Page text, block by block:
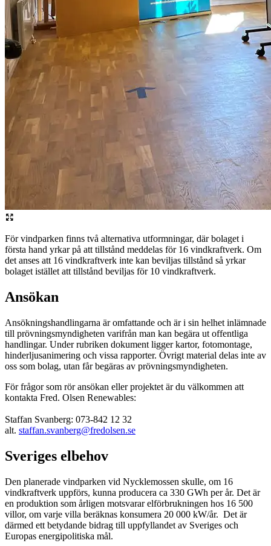
För vindparken finns två alternativa utformningar, där bolaget i
första hand yrkar på att tillstånd meddelas för 16 vindkraftverk. Om
det anses att 16 vindkraftverk inte kan beviljas tillstånd så yrkar
bolaget istället att tillstånd beviljas för 10 vindkraftverk.
Ansökan
Ansökningshandlingarna är omfattande och är i sin helhet inlämnade
till prövningsmyndigheten varifrån man kan begära ut offentliga
handlingar. Under rubriken dokument ligger kartor, fotomontage,
hinderljusanimering och vissa rapporter. Övrigt material delas inte av
oss som bolag, utan får begäras av prövningsmyndigheten.
För frågor som rör ansökan eller projektet är du välkommen att
kontakta Fred. Olsen Renewables:
Staffan Svanberg: 073-842 12 32
alt. staffan.svanberg@fredolsen.se
Sveriges elbehov
Den planerade vindparken vid Nycklemossen skulle, om 16
vindkraftverk uppförs, kunna producera ca 330 GWh per år. Det är
en produktion som årligen motsvarar elförbrukningen hos 16 500
villor, om varje villa beräknas konsumera 20 000 kW/år. Det är
därmed ett betydande bidrag till uppfyllandet av Sveriges och
Europas energipolitiska mål.